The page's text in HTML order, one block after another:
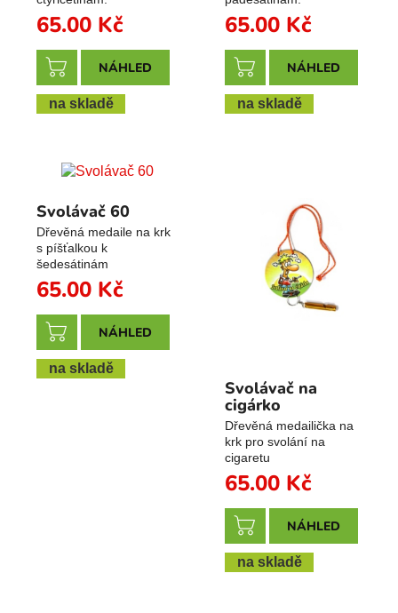
65.00 Kč
NÁHLED
na skladě
65.00 Kč
NÁHLED
na skladě
Svolávač 60
Dřevěná medaile na krk
s píšťalkou k
šedesátinám
65.00 Kč
NÁHLED
na skladě
Svolávač na
cigárko
Dřevěná medailička na
krk pro svolání na
cigaretu
65.00 Kč
NÁHLED
na skladě